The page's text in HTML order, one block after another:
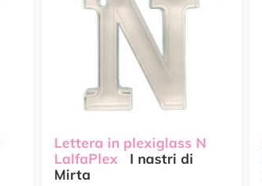
Lettera in plexiglass N
LalfaPlex
I nastri di
Mirta